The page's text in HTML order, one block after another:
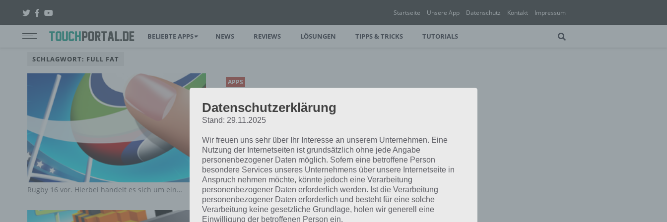
Startseite Unsere App Datenschutz Kontakt Impressum
BELIEBTE APPS NEWS REVIEWS LÖSUNGEN TIPPS & TRICKS TUTORIALS
SCHLAGWORT: FULL FAT
APPS
FLICK RUGBY 16: FLIPPE
DEN FOOTBALL INS ZIEL
[caption id="attachment_23928"
align="alignright" width="150"] Flick
Rugby 16 von Full Fat[/caption] Heute
stellen wir euch die Spiele App Flick
Rugby 16 vor. Hierbei handelt es sich um ein…
APPS
Datenschutzerklärung
Stand: 29.11.2025
Wir freuen uns sehr über Ihr Interesse an unserem Unternehmen. Eine
Nutzung der Internetseiten ist grundsätzlich ohne jede Angabe
personenbezogener Daten möglich. Sofern eine betroffene Person
besondere Services unseres Unternehmens über unsere Internetseite in
Anspruch nehmen möchte, könnte jedoch eine Verarbeitung
personenbezogener Daten erforderlich werden. Ist die Verarbeitung
personenbezogener Daten erforderlich und besteht für eine solche
Verarbeitung keine gesetzliche Grundlage, holen wir generell eine
Einwilligung der betroffenen Person ein.